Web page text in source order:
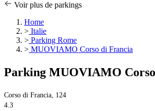
Voir plus de parkings
Home
> Italie
> Parking Rome
> MUOVIAMO Corso di Francia
Parking MUOVIAMO
Corso di Francia, 124
4.3